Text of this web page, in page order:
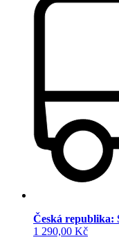
Česká republika:
1 290,00 Kč